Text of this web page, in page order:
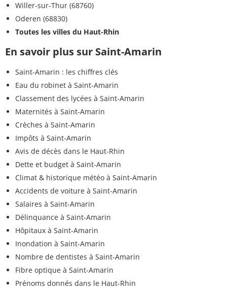
Willer-sur-Thur (68760)
Oderen (68830)
Toutes les villes du Haut-Rhin
En savoir plus sur Saint-Amarin
Saint-Amarin : les chiffres clés
Eau du robinet à Saint-Amarin
Classement des lycées à Saint-Amarin
Maternités à Saint-Amarin
Crèches à Saint-Amarin
Impôts à Saint-Amarin
Avis de décès dans le Haut-Rhin
Dette et budget à Saint-Amarin
Climat & historique météo à Saint-Amarin
Accidents de voiture à Saint-Amarin
Salaires à Saint-Amarin
Délinquance à Saint-Amarin
Hôpitaux à Saint-Amarin
Inondation à Saint-Amarin
Nombre de dentistes à Saint-Amarin
Fibre optique à Saint-Amarin
Prénoms donnés dans le Haut-Rhin